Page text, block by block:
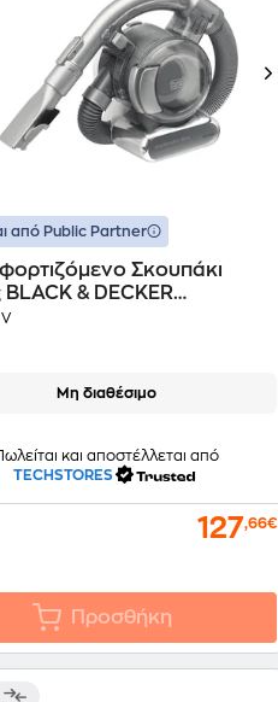
από Public Partner
Σκουπάκι
BLACK & DECKER
FLEXI PD1820LF-
Μη διαθέσιμο
και αποστέλλεται από
TECHSTORES
127,66€
Προσθήκη